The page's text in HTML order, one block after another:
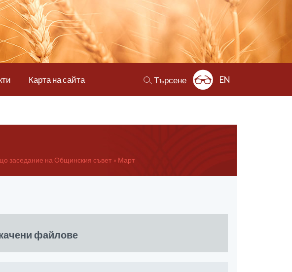
Карта на сайта Търсене EN
заседание на Общинския съвет Март
файлове